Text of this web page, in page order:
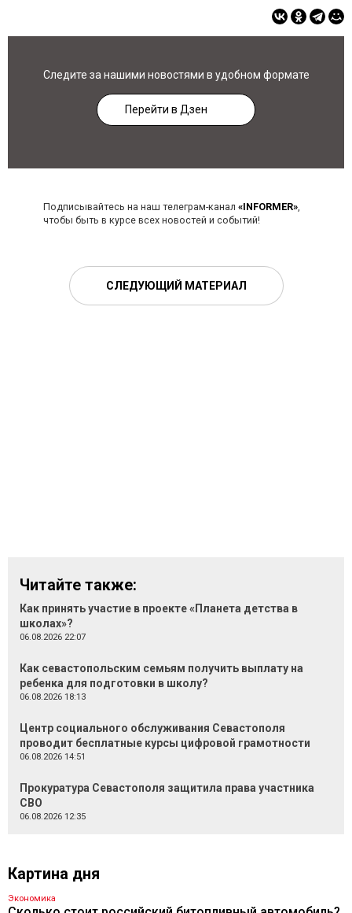
Следите за нашими новостями в удобном формате
Перейти в Дзен
Подписывайтесь на наш телеграм-канал «INFORMER»,
чтобы быть в курсе всех новостей и событий!
СЛЕДУЮЩИЙ МАТЕРИАЛ
Читайте также:
Как принять участие в проекте «Планета детства в
школах»?
06.08.2026 22:07
Как севастопольским семьям получить выплату на
ребенка для подготовки в школу?
06.08.2026 18:13
Центр социального обслуживания Севастополя
проводит бесплатные курсы цифровой грамотности
06.08.2026 14:51
Прокуратура Севастополя защитила права участника
СВО
06.08.2026 12:35
Картина дня
Экономика